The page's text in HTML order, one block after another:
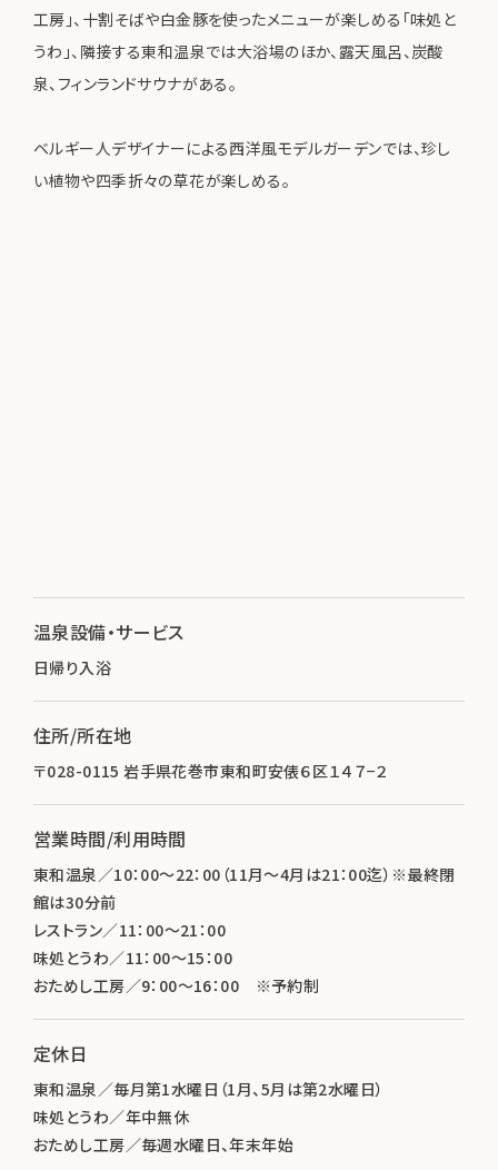
工房」、十割そばや白金豚を使ったメニューが楽しめる「味処と
うわ」、隣接する東和温泉では大浴場のほか、露天風呂、炭酸
泉、フィンランドサウナがある。
ベルギー人デザイナーによる西洋風モデルガーデンでは、珍し
い植物や四季折々の草花が楽しめる。
温泉設備・サービス
日帰り入浴
住所/所在地
〒028-0115 岩手県花巻市東和町安俵６区１４７−２
営業時間/利用時間
東和温泉／10：00～22：00（11月～4月は21：00迄）※最終閉
館は30分前
レストラン／11：00～21：00
味処とうわ／11：00～15：00
おためし工房／9：00～16：00 ※予約制
定休日
東和温泉／毎月第1水曜日（1月、5月は第2水曜日）
味処とうわ／年中無休
おためし工房／毎週水曜日、年末年始